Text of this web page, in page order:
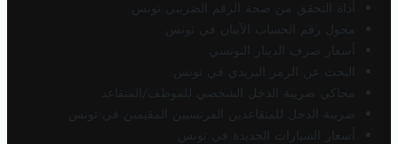
أداة التحقق من صحة الرقم الضريبي تونس
محول رقم الحساب الآيبان في تونس
أسعار صرف الدينار التونسي
البحث عن الرمز البريدي في تونس
محاكي ضريبة الدخل الشخصي للموظف/المتقاعد
ضريبة الدخل للمتقاعدين الفرنسيين المقيمين في تونس
أسعار السيارات الجديدة في تونس